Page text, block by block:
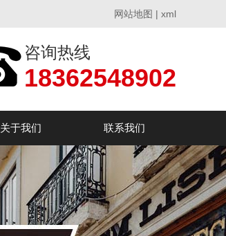
网站地图 | xml
咨询热线
18362548902
关于我们 联系我们